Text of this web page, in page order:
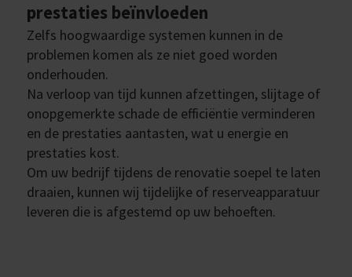
prestaties beïnvloeden
Zelfs hoogwaardige systemen kunnen in de
problemen komen als ze niet goed worden
onderhouden.
Na verloop van tijd kunnen afzettingen, slijtage of
onopgemerkte schade de efficiëntie verminderen
en de prestaties aantasten, wat u energie en
prestaties kost.
Om uw bedrijf tijdens de renovatie soepel te laten
draaien, kunnen wij tijdelijke of reserveapparatuur
leveren die is afgestemd op uw behoeften.